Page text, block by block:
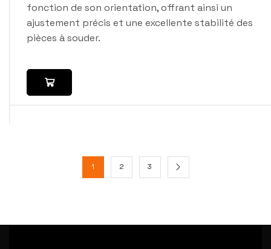
fonction de son orientation, offrant ainsi un
ajustement précis et une excellente stabilité des
pièces à souder.
1 2 3